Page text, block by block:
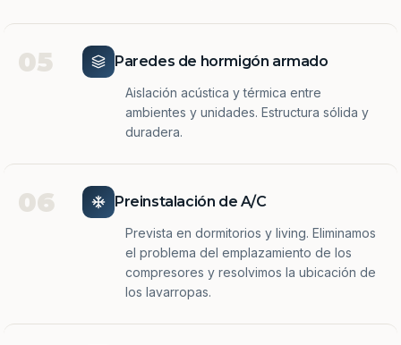
05 Paredes de hormigón armado
Aislación acústica y térmica entre
ambientes y unidades. Estructura sólida y
duradera.
06 Preinstalación de A/C
Prevista en dormitorios y living. Eliminamos
el problema del emplazamiento de los
compresores y resolvimos la ubicación de
los lavarropas.